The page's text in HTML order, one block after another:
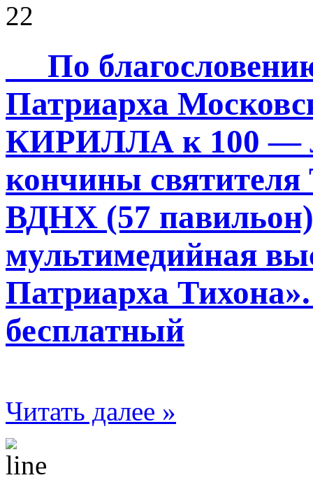
22
По
Патриарха
КИРИЛЛА к 100 —
кончины святителя
ВДНХ (57
мультимедийная
Патриарха
бесплатный
Читать далее »